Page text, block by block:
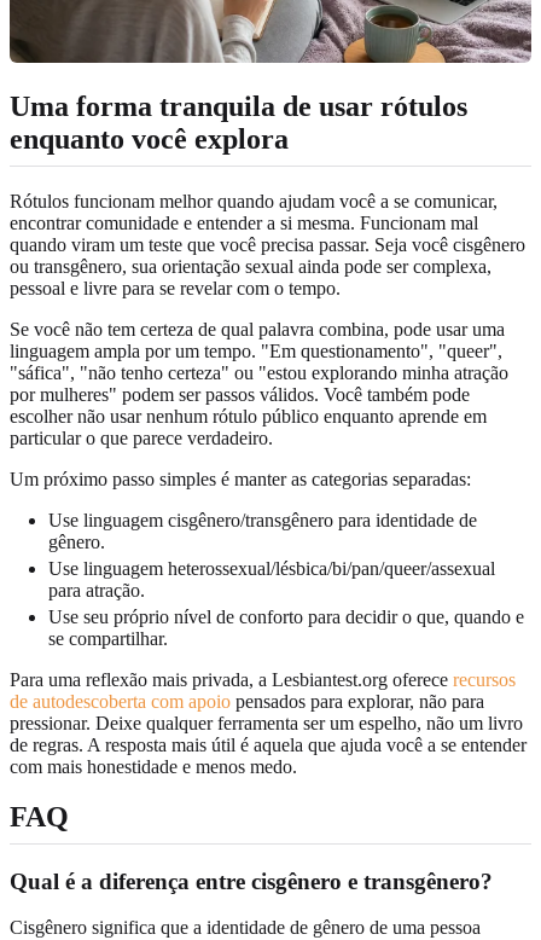
Uma forma tranquila de usar rótulos
enquanto você explora
Rótulos funcionam melhor quando ajudam você a se comunicar,
encontrar comunidade e entender a si mesma. Funcionam mal
quando viram um teste que você precisa passar. Seja você cisgênero
ou transgênero, sua orientação sexual ainda pode ser complexa,
pessoal e livre para se revelar com o tempo.
Se você não tem certeza de qual palavra combina, pode usar uma
linguagem ampla por um tempo. "Em questionamento", "queer",
"sáfica", "não tenho certeza" ou "estou explorando minha atração
por mulheres" podem ser passos válidos. Você também pode
escolher não usar nenhum rótulo público enquanto aprende em
particular o que parece verdadeiro.
Um próximo passo simples é manter as categorias separadas:
Use linguagem cisgênero/transgênero para identidade de
gênero.
Use linguagem heterossexual/lésbica/bi/pan/queer/assexual
para atração.
Use seu próprio nível de conforto para decidir o que, quando e
se compartilhar.
Para uma reflexão mais privada, a Lesbiantest.org oferece recursos
de autodescoberta com apoio pensados para explorar, não para
pressionar. Deixe qualquer ferramenta ser um espelho, não um livro
de regras. A resposta mais útil é aquela que ajuda você a se entender
com mais honestidade e menos medo.
FAQ
Qual é a diferença entre cisgênero e transgênero?
Cisgênero significa que a identidade de gênero de uma pessoa